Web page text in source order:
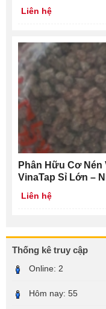
Liên hệ
Phân Hữu Cơ Nén
VinaTap Sỉ Lớn –
Liên hệ
Thống kê truy cập
Online: 2
Hôm nay: 55